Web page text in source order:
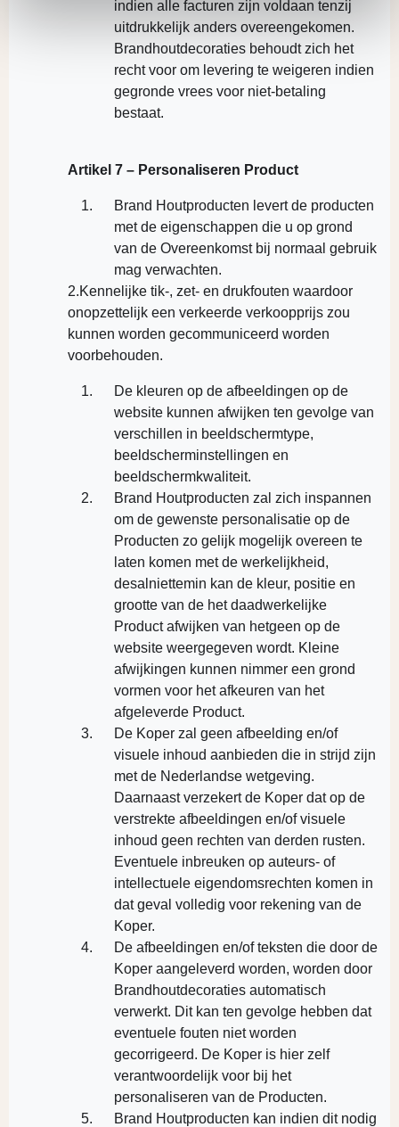
indien alle facturen zijn voldaan tenzij
uitdrukkelijk anders overeengekomen.
Brandhoutdecoraties behoudt zich het
recht voor om levering te weigeren indien
gegronde vrees voor niet-betaling
bestaat.
Artikel 7 – Personaliseren Product
Brand Houtproducten levert de producten
met de eigenschappen die u op grond
van de Overeenkomst bij normaal gebruik
mag verwachten.
2.Kennelijke tik-, zet- en drukfouten waardoor
onopzettelijk een verkeerde verkoopprijs zou
kunnen worden gecommuniceerd worden
voorbehouden.
De kleuren op de afbeeldingen op de
website kunnen afwijken ten gevolge van
verschillen in beeldschermtype,
beeldscherminstellingen en
beeldschermkwaliteit.
Brand Houtproducten zal zich inspannen
om de gewenste personalisatie op de
Producten zo gelijk mogelijk overeen te
laten komen met de werkelijkheid,
desalniettemin kan de kleur, positie en
grootte van de het daadwerkelijke
Product afwijken van hetgeen op de
website weergegeven wordt. Kleine
afwijkingen kunnen nimmer een grond
vormen voor het afkeuren van het
afgeleverde Product.
De Koper zal geen afbeelding en/of
visuele inhoud aanbieden die in strijd zijn
met de Nederlandse wetgeving.
Daarnaast verzekert de Koper dat op de
verstrekte afbeeldingen en/of visuele
inhoud geen rechten van derden rusten.
Eventuele inbreuken op auteurs- of
intellectuele eigendomsrechten komen in
dat geval volledig voor rekening van de
Koper.
De afbeeldingen en/of teksten die door de
Koper aangeleverd worden, worden door
Brandhoutdecoraties automatisch
verwerkt. Dit kan ten gevolge hebben dat
eventuele fouten niet worden
gecorrigeerd. De Koper is hier zelf
verantwoordelijk voor bij het
personaliseren van de Producten.
Brand Houtproducten kan indien dit nodig